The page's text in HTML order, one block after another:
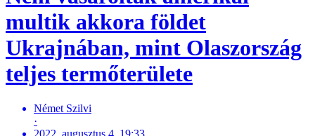
multik akkora földet
Ukrajnában, mint Olaszország
teljes termőterülete
Német Szilvi
·
2022. augusztus 4. 19:33